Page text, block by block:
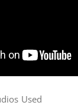
Used